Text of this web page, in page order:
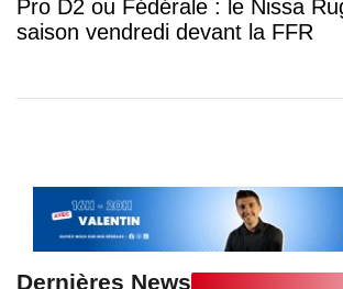
Pro D2 ou Fédérale : le Nissa
saison vendredi devant la FFR
Dernières News